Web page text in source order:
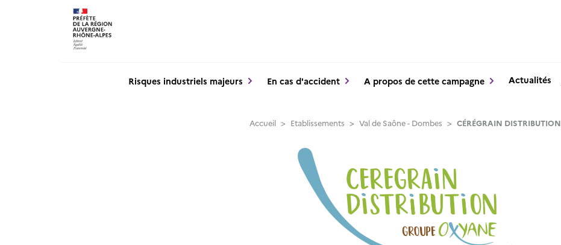
Risques industriels majeurs En cas d'accident A propos de cette campagne Actualités
Accueil > Etablissements > Val de Saône - Dombes > CÉRÉGRAIN DISTRIBUTION
Panneau de gestion des cookies